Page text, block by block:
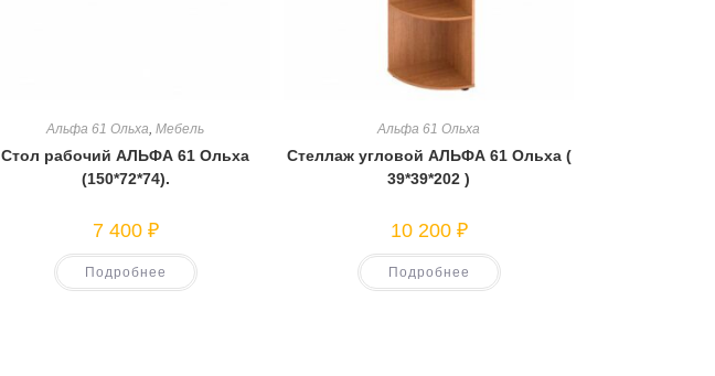
Альфа 61 Ольха, Мебель
Стол рабочий АЛЬФА 61 Ольха
(150*72*74).
7 400 ₽
Подробнее
Альфа 61 Ольха
Стеллаж угловой АЛЬФА 61 Ольха (
39*39*202 )
10 200 ₽
Подробнее